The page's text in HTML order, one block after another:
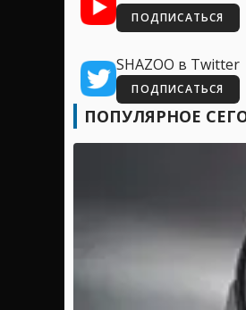
ПОДПИСАТЬСЯ
SHAZOO в Twitter
ПОДПИСАТЬСЯ
ПОПУЛЯРНОЕ